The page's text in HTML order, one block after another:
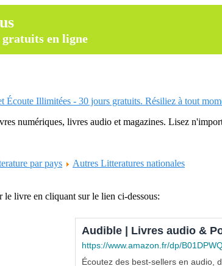
gratuits en ligne
Illimitées - 30 jours gratuits. Résiliez à tout
numériques, livres audio et magazines. Lisez
par pays
Autres Litteratures nationales
le livre en cliquant sur le lien ci-dessous:
Audible | Livres audio &
https://www.amazon.fr/dp/
Écoutez des best-sellers en audio,